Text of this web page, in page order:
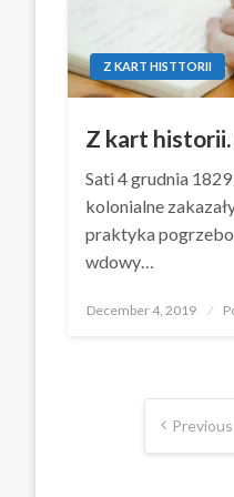
Z KART HISTTORII
Z kart historii.
Sati 4 grudnia
kolonialne
praktyka
wdowy…
Posted
December 4, 2019
Posts
Previous